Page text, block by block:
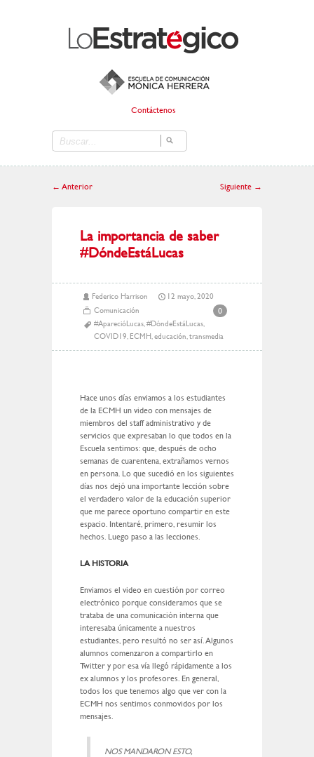
Contáctenos
← Anterior Siguiente →
La importancia de saber
#DóndeEstáLucas
Federico Harrison
12 mayo, 2020
Comunicación
0
#AparecióLucas,#DóndeEstáLucas,
COVID19, ECMH,educación,transmedia
Hace unos días enviamos a los estudiantes
de la ECMH un video con mensajes de
miembros del staff administrativo y de
servicios que expresaban lo que todos en la
Escuela sentimos: que, después de ocho
semanas de cuarentena, extrañamos vernos
en persona. Lo que sucedió en los siguientes
días nos dejó una importante lección sobre
el verdadero valor de la educación superior
que me parece oportuno compartir en este
espacio. Intentaré, primero, resumir los
hechos. Luego paso a las lecciones.
LA HISTORIA
Enviamos el video en cuestión por correo
electrónico porque consideramos que se
trataba de una comunicación interna que
interesaba únicamente a nuestros
estudiantes, pero resultó no ser así. Algunos
alumnos comenzaron a compartirlo en
Twitter y por esa vía llegó rápidamente a los
ex alumnos y los profesores. En general,
todos los que tenemos algo que ver con la
ECMH nos sentimos conmovidos por los
mensajes.
NOS MANDARON ESTO,